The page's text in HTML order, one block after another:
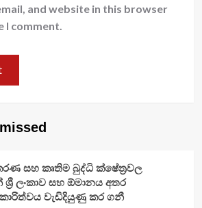
and website in this browser
I comment.
සහ කෘතිම බුද්ධි ක්ෂේත්‍රවල
ලංකාව සහ ඕමානය අතර
වැඩිදියුණු කර ගනී